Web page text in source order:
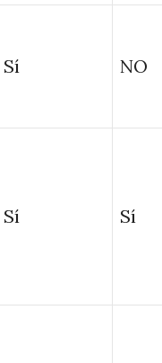
Sí NO
Sí Sí